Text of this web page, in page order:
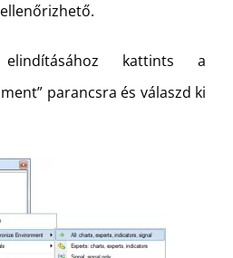
kattints a
parancsra és válaszd ki